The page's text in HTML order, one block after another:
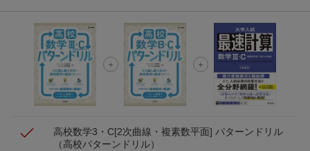
エントリー＆3,000円以上購入で無料データSIM（3GB/月プ
ラン）が当たる！
楽天モバイル紹介キャンペーンの拡散で300円OFFクーポン
進呈
高校数学3・C[2次曲線・複素数平面] パターンドリル
（高校パターンドリル）